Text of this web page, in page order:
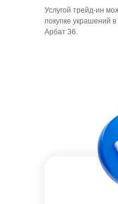
Услугой трейд-ин
покупке украшений
Арбат 36.